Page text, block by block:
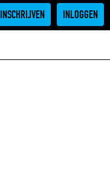
INSCHRIJVEN INLOGGEN